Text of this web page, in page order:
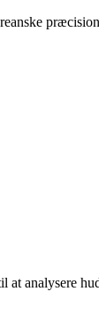
analysere